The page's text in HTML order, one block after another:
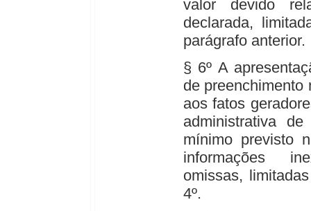
valor devido
declarada,
parágrafo anterior.
§ 6º A
de preenchimento
aos fatos
administrativa
mínimo previsto
informações
omissas,
4º.